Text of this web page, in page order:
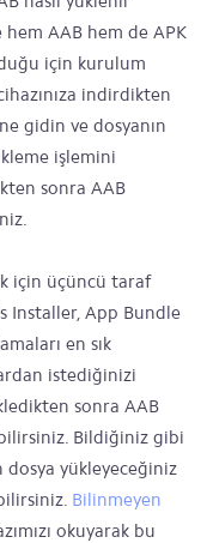
hem AAB hem de APK
için kurulum
indirdikten
gidin ve dosyanın
işlemini
sonra AAB
için üçüncü taraf
Installer, App Bundle
en sık
istediğinizi
sonra AAB
Bildiğiniz gibi
dosya yükleyeceğiniz
Bilinmeyen
okuyarak bu